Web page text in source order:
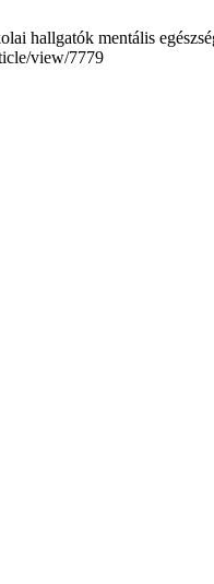
hallgatók mentális
view/7779